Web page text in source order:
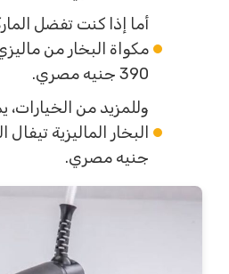
أما إذا كنت تفضل
مكواة البخار من
390 جنيه مصري.
وللمزيد من الخيارات،
جنيه مصري.